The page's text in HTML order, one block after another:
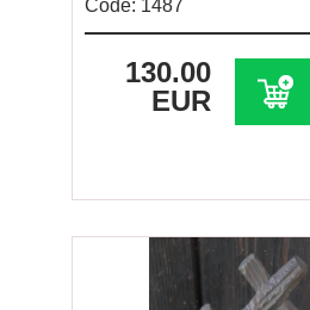
Code: 1487
130.00
EUR